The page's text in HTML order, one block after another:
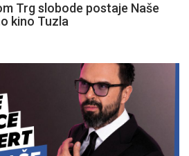
Trg slobode postaje Naše
kino Tuzla